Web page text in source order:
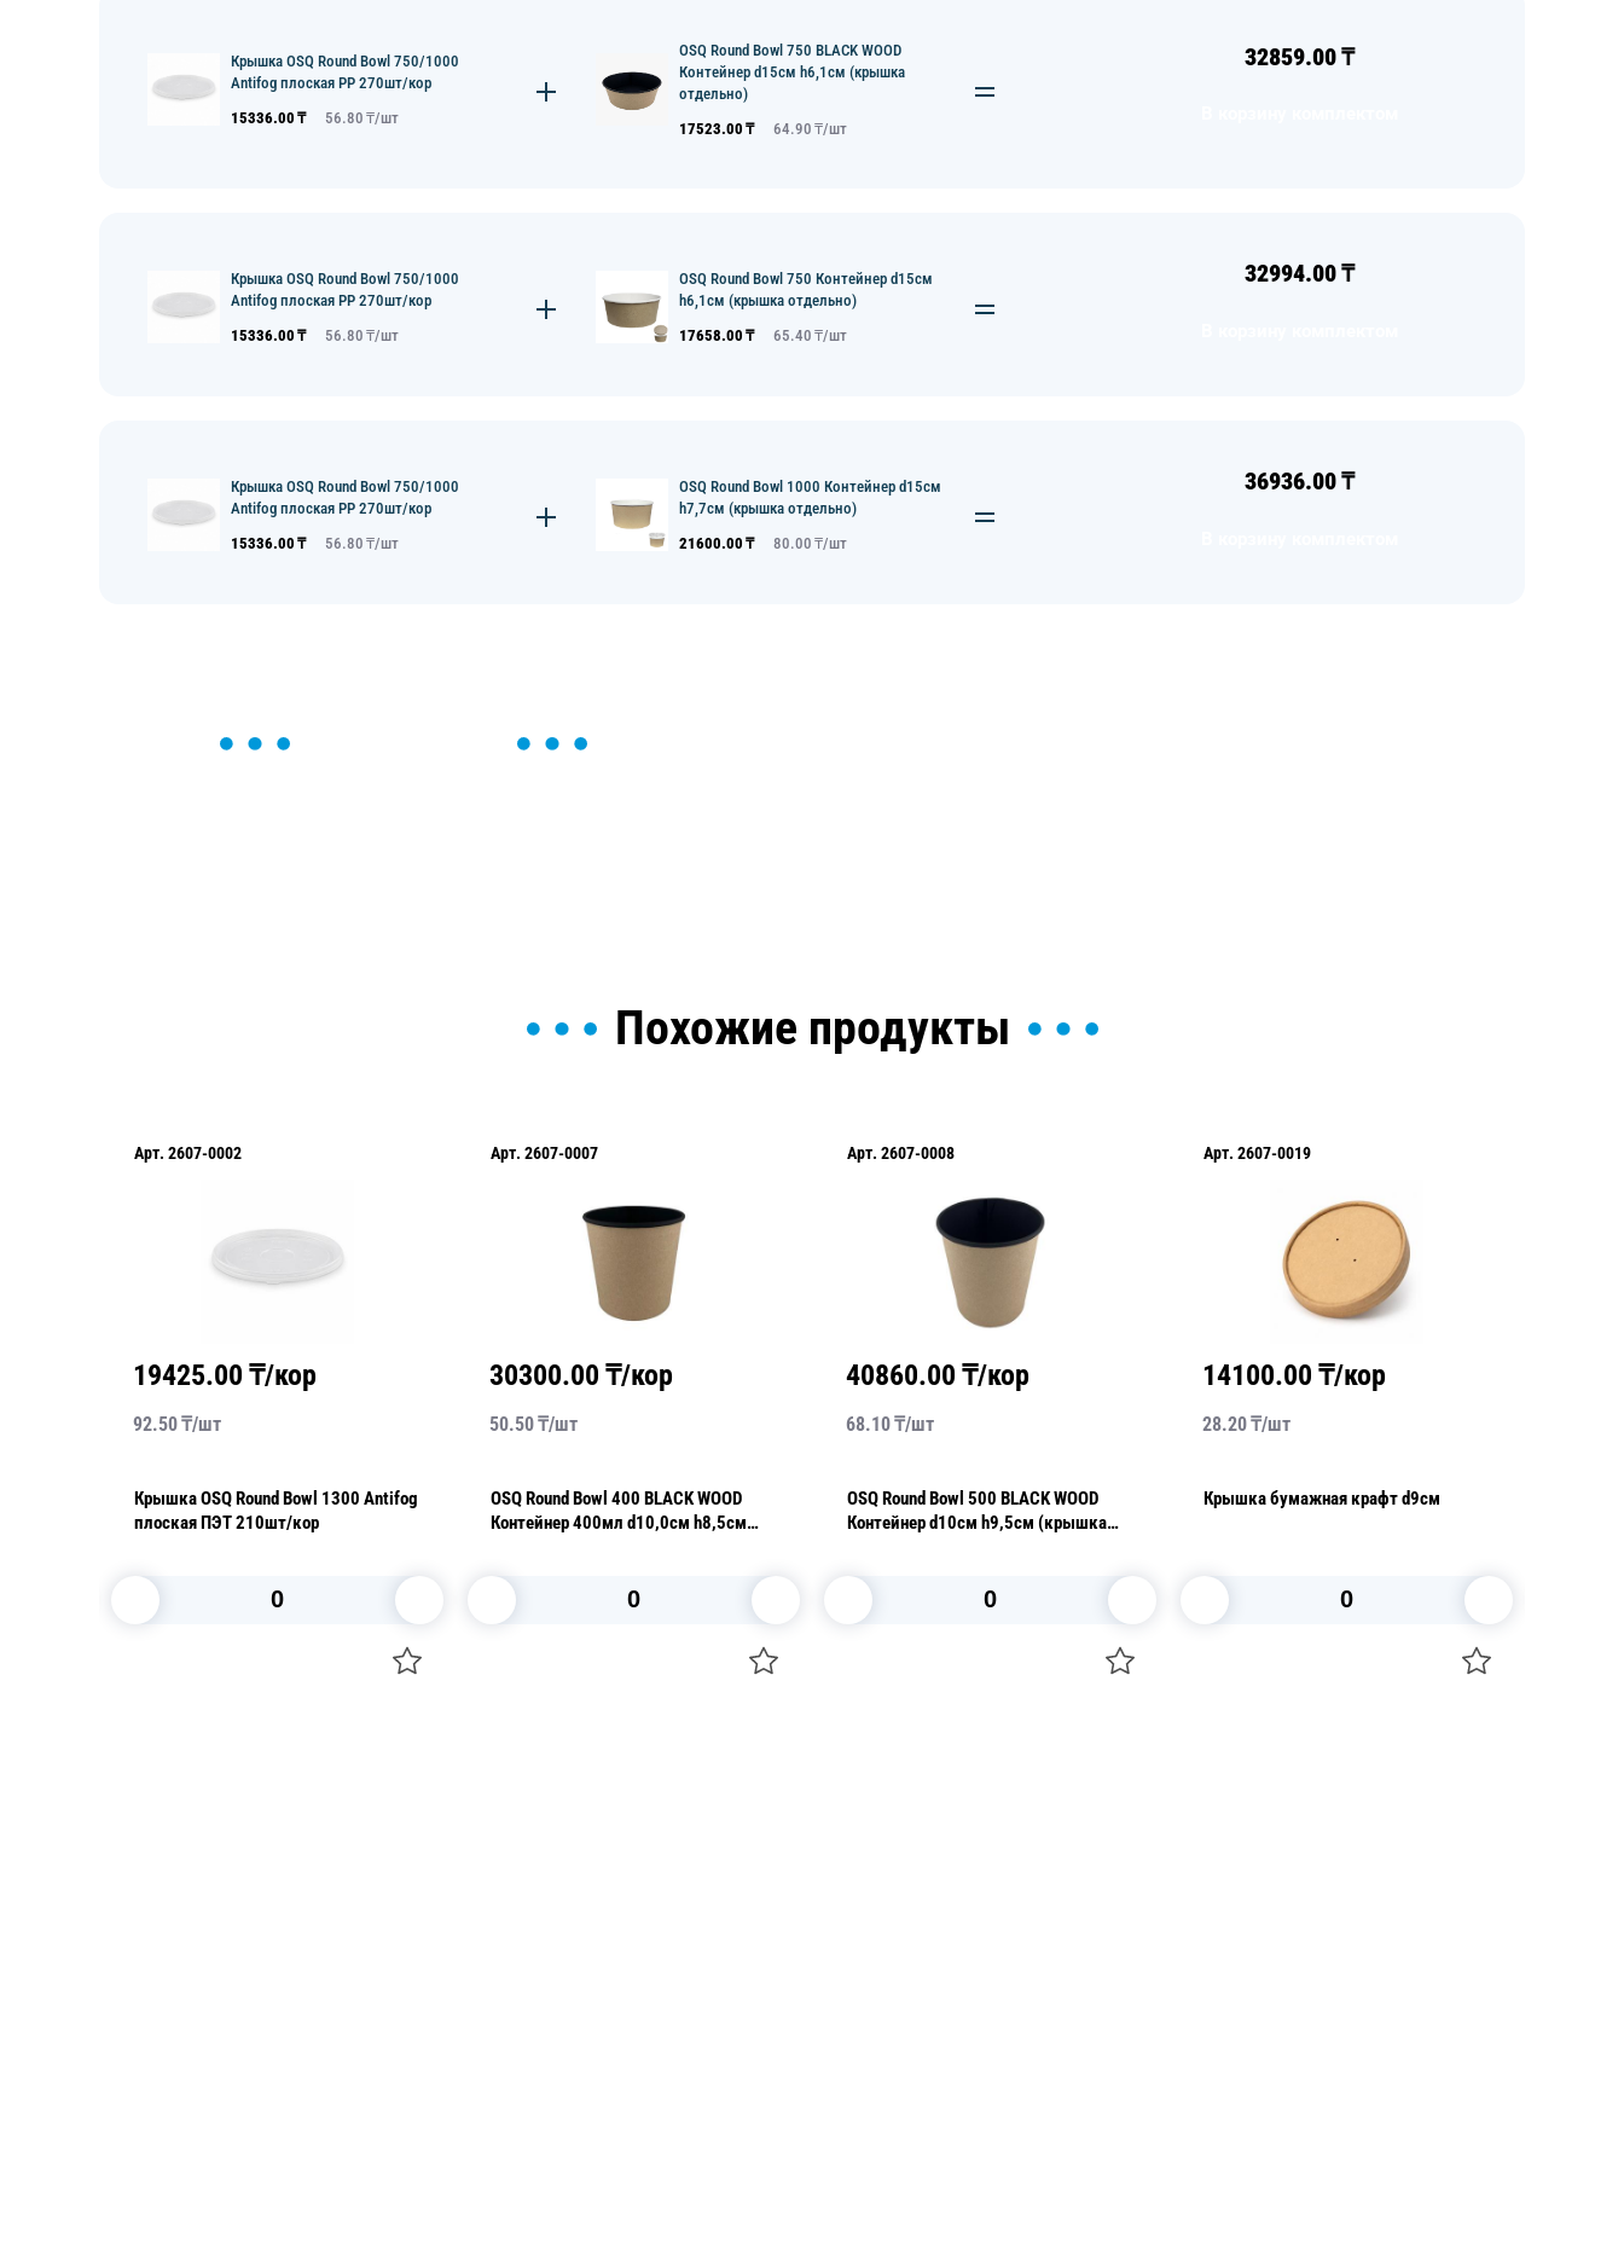
Крышка OSQ Round Bowl 750/1000
Antifog плоская PP 270шт/кор
15336.00 ₸ 56.80 ₸/шт
OSQ Round Bowl 750 BLACK WOOD
Контейнер d15см h6,1см (крышка
отдельно)
17523.00 ₸ 64.90 ₸/шт
32859.00₸
Крышка OSQ Round Bowl 750/1000
Antifog плоская PP 270шт/кор
15336.00 ₸ 56.80 ₸/шт
OSQ Round Bowl 750 Контейнер d15см
h6,1см (крышка отдельно)
17658.00 ₸ 65.40 ₸/шт
32994.00₸
Крышка OSQ Round Bowl 750/1000
Antifog плоская PP 270шт/кор
15336.00 ₸ 56.80 ₸/шт
OSQ Round Bowl 1000 Контейнер d15см
h7,7см (крышка отдельно)
21600.00 ₸ 80.00 ₸/шт
36936.00₸
Похожие продукты
Арт. 2607-0002
19425.00 ₸/кор
92.50₸/шт
Крышка OSQ Round Bowl 1300 Antifog
плоская ПЭТ 210шт/кор
Арт. 2607-0007
30300.00 ₸/кор
50.50₸/шт
OSQ Round Bowl 400 BLACK WOOD
Контейнер 400мл d10,0см h8,5см
Арт. 2607-0008
40860.00 ₸/кор
68.10₸/шт
OSQ Round Bowl 500 BLACK WOOD
Контейнер d10см h9,5см (крышка
Арт. 2607-0019
14100.00 ₸/кор
28.20₸/шт
Крышка бумажная крафт d9см